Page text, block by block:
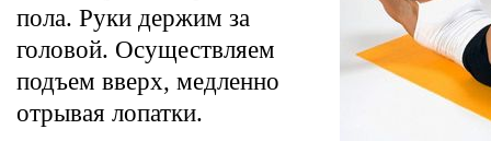
пола. Руки держим за
головой. Осуществляем
подъем вверх, медленно
отрывая лопатки.